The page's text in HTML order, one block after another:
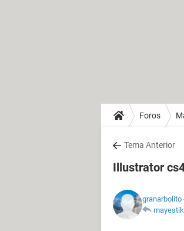
Foros
Tema Anterior
Illustrator
granarbolito
mayestik